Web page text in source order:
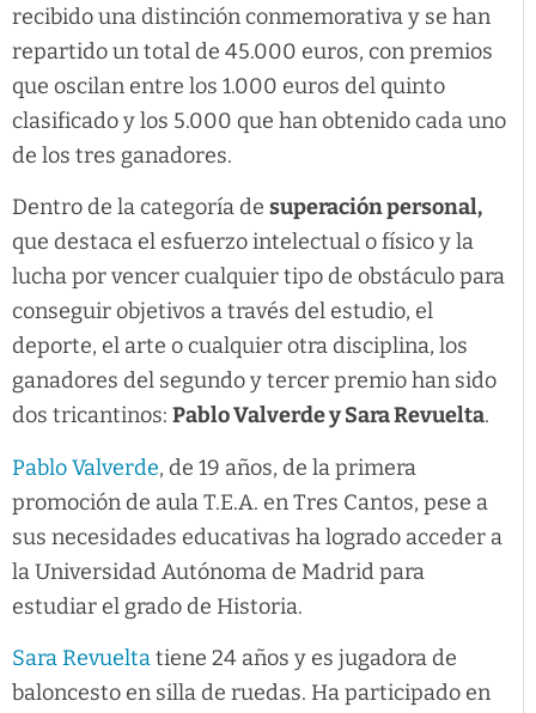
recibido una distinción conmemorativa y se han
repartido un total de 45.000 euros, con premios
que oscilan entre los 1.000 euros del quinto
clasificado y los 5.000 que han obtenido cada uno
de los tres ganadores.
Dentro de la categoría de superación personal,
que destaca el esfuerzo intelectual o físico y la
lucha por vencer cualquier tipo de obstáculo para
conseguir objetivos a través del estudio, el
deporte, el arte o cualquier otra disciplina, los
ganadores del segundo y tercer premio han sido
dos tricantinos: Pablo Valverde y Sara Revuelta.
Pablo Valverde, de 19 años, de la primera
promoción de aula T.E.A. en Tres Cantos, pese a
sus necesidades educativas ha logrado acceder a
la Universidad Autónoma de Madrid para
estudiar el grado de Historia.
Sara Revueltatiene 24 años y es jugadora de
baloncesto en silla de ruedas. Ha participado en